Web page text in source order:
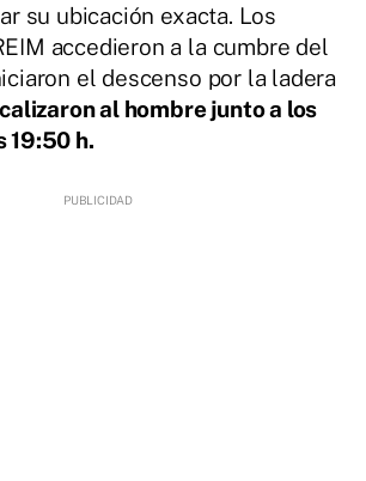
su ubicación exacta. Los
accedieron a la cumbre del
el descenso por la ladera
al hombre junto a los
19:50 h.